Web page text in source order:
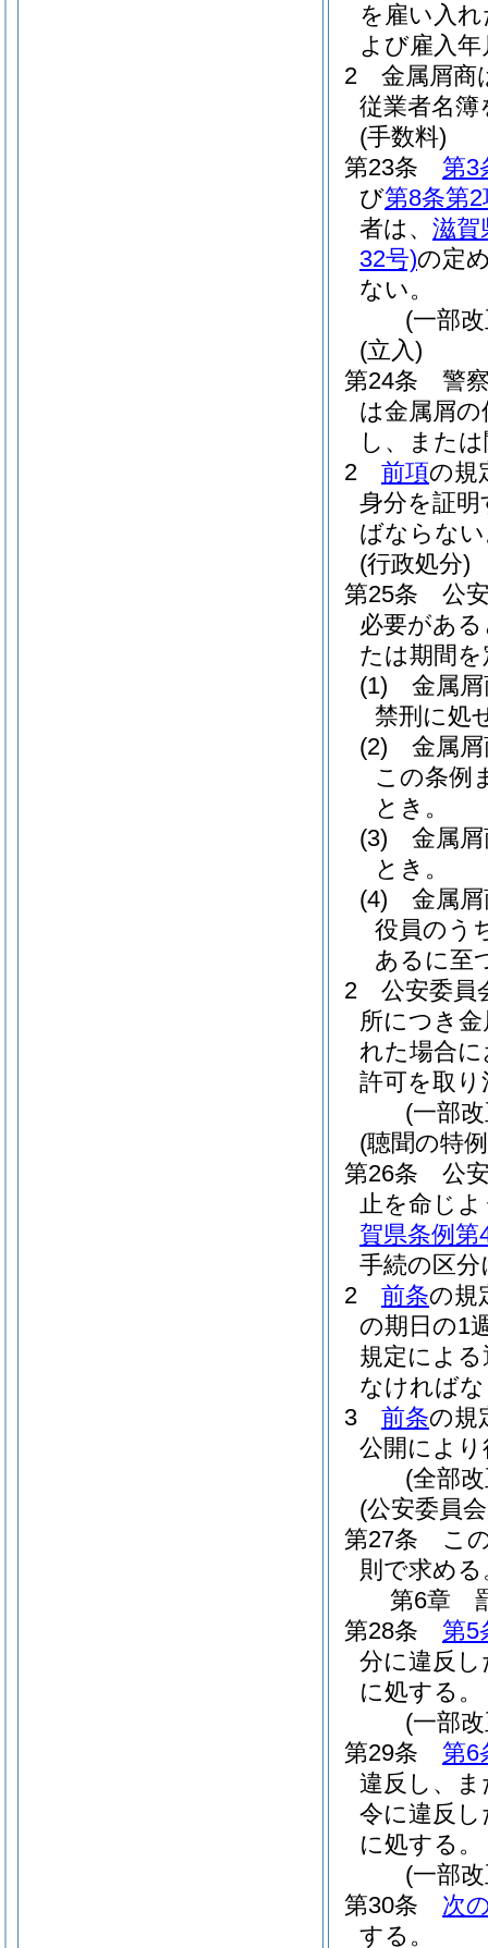
を雇い入
よび雇入
2
金属屑商
従業者名
(手数料)
第23条
第3
び第8条第2
者は、 滋賀
32号)の定
ない。
(一部
(立入)
第24条
警
は金属屑
し、また
2
前項の規
身分を証
ばならな
(行政処分)
第25条
公
必要があ
たは期間
(1)
金属
禁刑に処
(2)
金属
この条例
とき。
(3)
金属
とき。
(4)
金属
役員のう
あるに至
2
公安委員
所につき
れた場合
許可を取
(一部
(聴聞の特
第26条
公
止を命じ
賀県条例第
手続の区
2
前条の規
の期日の1
規定によ
なければ
3
前条の規
公開によ
(全部
(公安委員
第27条
こ
則で求める
第6章
第28条
第5
分に違反
に処する。
(一部
第29条
第6
違反し、ま
令に違反
に処する。
(一部
第30条
次
する。